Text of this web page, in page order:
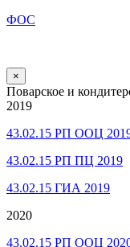
ФОС
×
Поварское и
2019
43.02.15 РП ООЦ
43.02.15 РП ПЦ 2019
43.02.15 ГИА 2019
2020
43.02.15 РП ООЦ